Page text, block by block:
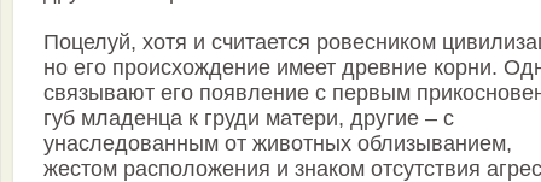
Поцелуй, хотя и считается ровесником
но его происхождение имеет древние корни.
связывают его появление с первым
губ младенца к груди матери, другие – с
унаследованным от животных облизыванием,
жестом расположения и знаком отсутствия